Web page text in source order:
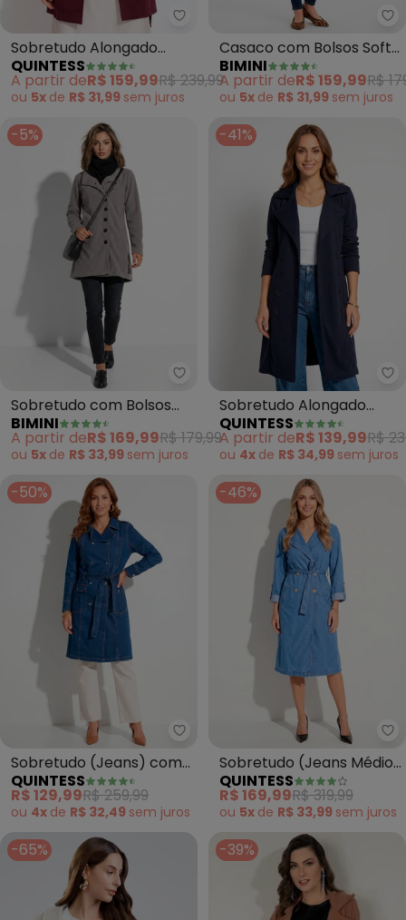
Quintess - Sobretudo
Sobretudo Alongado
(Bordô) com Faixa e
Botões
QUINTESS
A partir deR$ 159,99R$ 239,99
ou 5x de R$ 31,99 sem juros
Casaco com Bolsos Soft
(Vermelho)
BIMINI
A partir deR$ 159,99R$
ou 5x de R$ 31,99 sem juros
-5%
Bimini - Sobretudo com Bolsos
Sobretudo com Bolsos
(Cinza)
BIMINI
A partir deR$ 169,99R$ 179,99
ou 5x de R$ 33,99 sem juros
-41%
Sobretudo Alongado
(Marinho) com Faixa e
Botões
QUINTESS
A partir deR$ 139,99R$
ou 4x de R$ 34,99 sem juros
-50%
Quintess - Sobretudo (Jeans)
Sobretudo (Jeans) com
Bolsos Frontais e Faixa
QUINTESS
R$ 129,99R$ 259,99
ou 4x de R$ 32,49 sem juros
-46%
Sobretudo (Jeans Médio)
em Jeans
QUINTESS
R$ 169,99R$ 319,99
ou 5x de R$ 33,99 sem juros
-65% -39%